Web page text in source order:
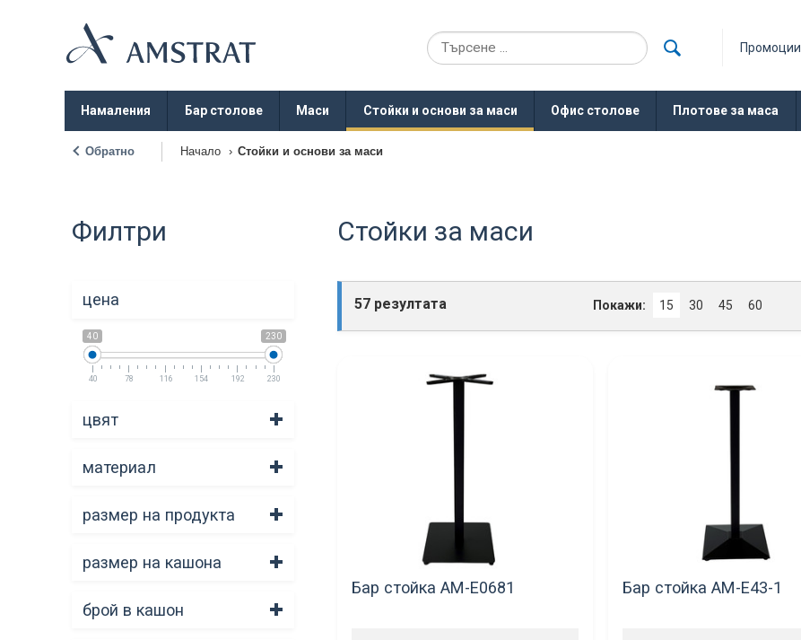
Промоции
Намаления Бар столове Маси Стойки и основи за маси Офис столове Плотове за маса
Обратно Начало › Стойки и основи за маси
Филтри
цена
40 230
40 78 116 154 192 230
цвят
материал
размер на продукта
размер на кашона
брой в кашон
Стойки за маси
57 резултата Покажи: 15 30 45 60
Бар стойка AM-Е0681 Бар стойка AM-Е43-1